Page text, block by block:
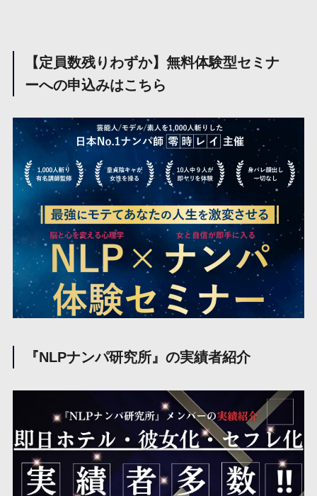
【定員数残りわずか】無料体験型セミナ
ーへの申込みはこちら
『NLPナンパ研究所』の実績者紹介